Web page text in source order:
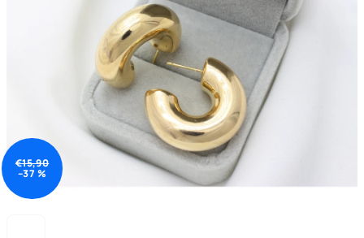
hviezdičiek.
€15,90
–37 %